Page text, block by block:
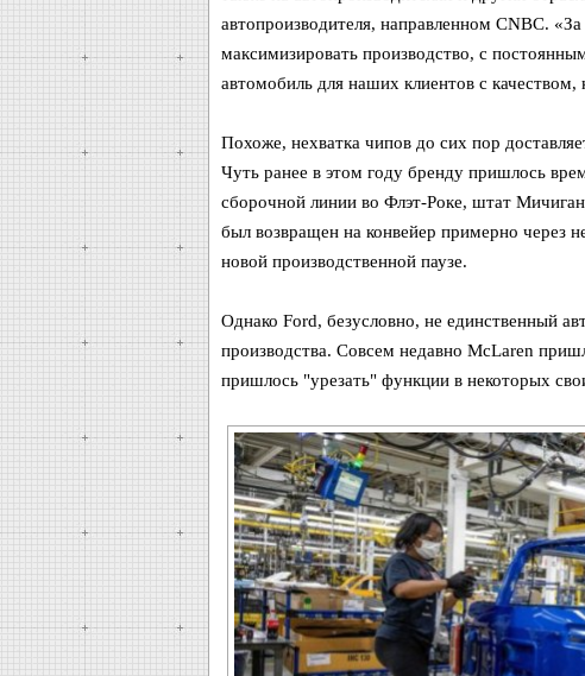
автопроизводителя, направленном CNBC.
максимизировать производство, с
автомобиль для наших клиентов с
Похоже, нехватка чипов до сих пор
Чуть ранее в этом году бренду пришлось
сборочной линии во Флэт-Роке, штат
был возвращен на конвейер примерно через
новой производственной паузе.
Однако Ford, безусловно, не единственный
производства. Совсем недавно McLaren
пришлось "урезать" функции в некоторых